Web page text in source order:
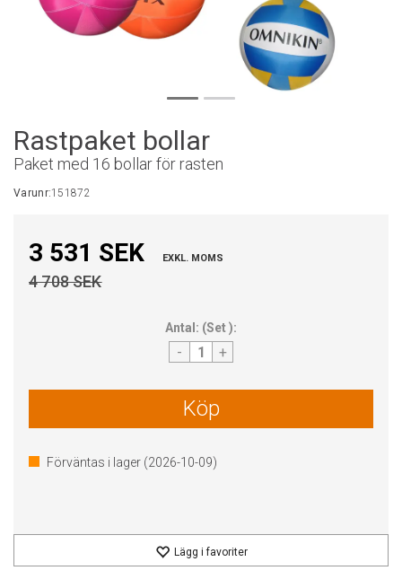
Rastpaket bollar
Paket med 16 bollar för rasten
Varunr:151872
3 531 SEK EXKL. MOMS
4 708 SEK
Antal: (Set):
- +
Köp
Förväntas i lager (2026-10-09)
Lägg i favoriter